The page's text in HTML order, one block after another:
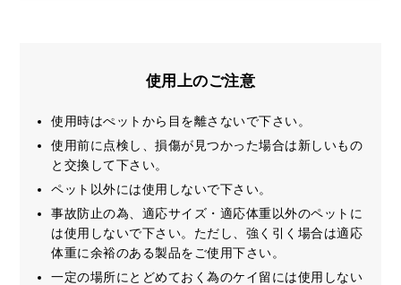
使用上のご注意
使用時はぺットから目を離さないで下さい。
使用前に点検し、損傷が見つかった場合は新しいもの
と交換して下さい。
ペット以外には使用しないで下さい。
事故防止の為、適応サイズ・適応体重以外のペットに
は使用しないで下さい。ただし、強く引く場合は適応
体重に余裕のある製品をご使用下さい。
一定の場所にとどめておく為のケイ留には使用しない